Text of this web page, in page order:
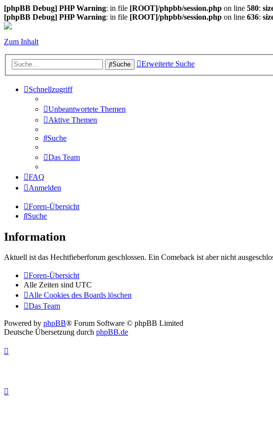
[phpBB Debug] PHP Warning: in file [ROOT]/phpbb/session.php on line 580:
[phpBB Debug] PHP Warning: in file [ROOT]/phpbb/session.php on line 636:
Zum Inhalt
Suche Erweiterte Suche
Schnellzugriff
Unbeantwortete Themen
Aktive Themen
Suche
Das Team
FAQ
Anmelden
Foren-Übersicht
Suche
Information
Aktuell ist das Hechtfieberforum geschlossen. Ein Comeback ist aber nicht
Foren-Übersicht
Alle Zeiten sind UTC
Alle Cookies des Boards löschen
Das Team
Powered by phpBB® Forum Software © phpBB Limited
Deutsche Übersetzung durch phpBB.de